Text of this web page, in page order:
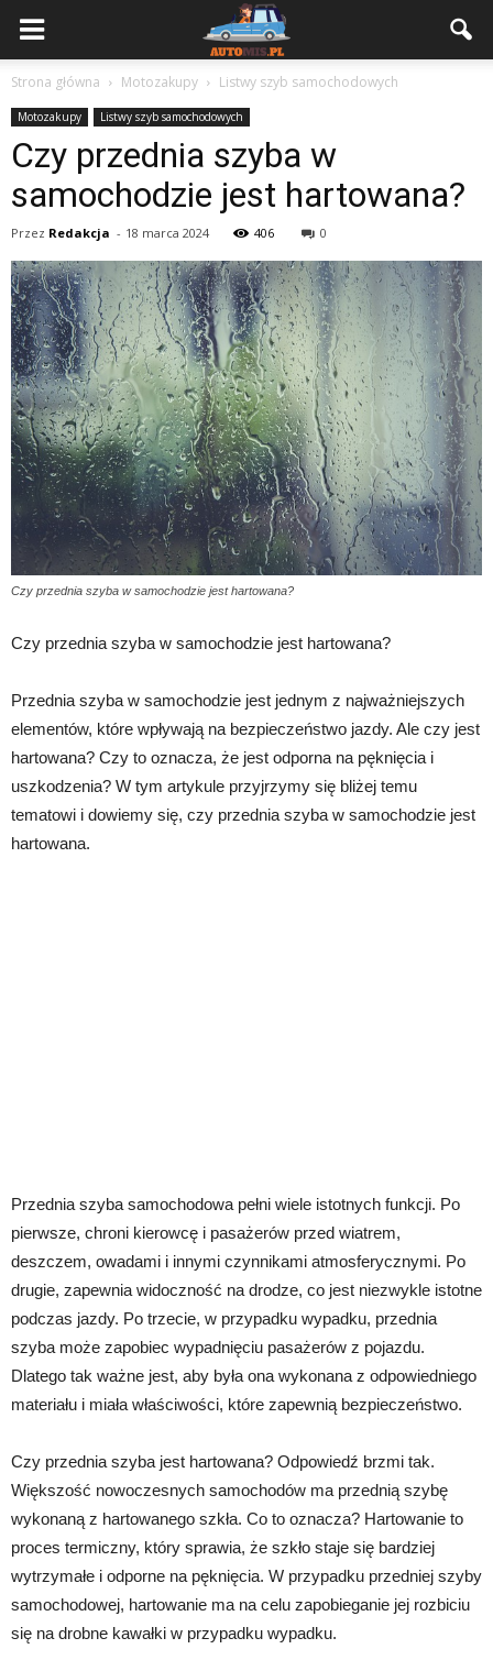
Strona główna Motozakupy Listwy szyb samochodowych
Motozakupy Listwy szyb samochodowych
Czy przednia szyba w
samochodzie jest hartowana?
Przez Redakcja - 18 marca 2024 406 0
Czy przednia szyba w samochodzie jest hartowana?
Czy przednia szyba w samochodzie jest hartowana?
Przednia szyba w samochodzie jest jednym z najważniejszych
elementów, które wpływają na bezpieczeństwo jazdy. Ale czy jest
hartowana? Czy to oznacza, że jest odporna na pęknięcia i
uszkodzenia? W tym artykule przyjrzymy się bliżej temu
tematowi i dowiemy się, czy przednia szyba w samochodzie jest
hartowana.
Przednia szyba samochodowa pełni wiele istotnych funkcji. Po
pierwsze, chroni kierowcę i pasażerów przed wiatrem,
deszczem, owadami i innymi czynnikami atmosferycznymi. Po
drugie, zapewnia widoczność na drodze, co jest niezwykle istotne
podczas jazdy. Po trzecie, w przypadku wypadku, przednia
szyba może zapobiec wypadnięciu pasażerów z pojazdu.
Dlatego tak ważne jest, aby była ona wykonana z odpowiedniego
materiału i miała właściwości, które zapewnią bezpieczeństwo.
Czy przednia szyba jest hartowana? Odpowiedź brzmi tak.
Większość nowoczesnych samochodów ma przednią szybę
wykonaną z hartowanego szkła. Co to oznacza? Hartowanie to
proces termiczny, który sprawia, że szkło staje się bardziej
wytrzymałe i odporne na pęknięcia. W przypadku przedniej szyby
samochodowej, hartowanie ma na celu zapobieganie jej rozbiciu
się na drobne kawałki w przypadku wypadku.